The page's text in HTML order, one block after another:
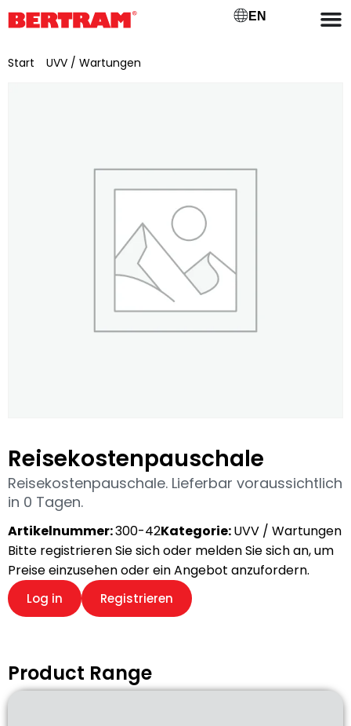
EN
Start UVV / Wartungen
Reisekostenpauschale
Reisekostenpauschale. Lieferbar voraussichtlich
in 0 Tagen.
Artikelnummer:300-42Kategorie:UVV / Wartungen
Bitte registrieren Sie sich oder melden Sie sich an, um
Preise einzusehen oder ein Angebot anzufordern.
Log in Registrieren
Product Range